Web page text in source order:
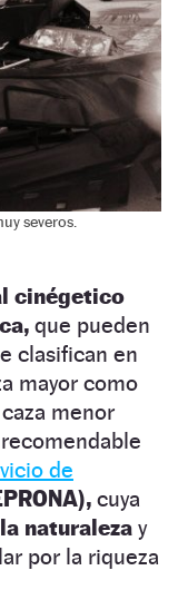
severos.
cinégetico
que pueden
clasifican en
mayor como
menor
de
cuya
naturaleza y
por la riqueza